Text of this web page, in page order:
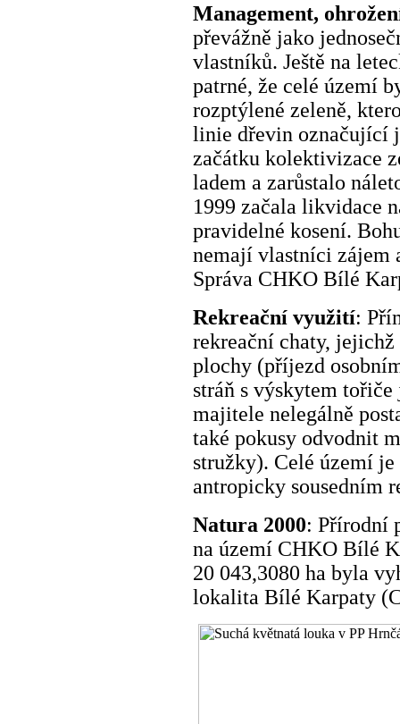
Management,
převážně jako
vlastníků. Ještě na
patrné, že celé území
rozptýlené zeleně,
linie dřevin označující
začátku kolektivizace
ladem a zarůstalo
1999 začala likvidace
pravidelné kosení.
nemají vlastníci zájem
Správa CHKO Bílé
Rekreační využití:
rekreační chaty,
plochy (příjezd
stráň s výskytem
majitele nelegálně
také pokusy odvodnit
stružky). Celé území
antropicky sousedním
Natura 2000: Přírodní
na území CHKO Bílé
20 043,3080 ha byla
lokalita Bílé Karpaty